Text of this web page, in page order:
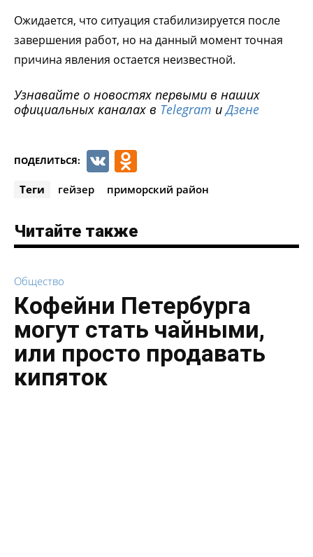
Ожидается, что ситуация стабилизируется после
завершения работ, но на данный момент точная
причина явления остается неизвестной.
Узнавайте о новостях первыми в наших
официальных каналах в Telegram иДзене
ПОДЕЛИТЬСЯ: VK
Теги гейзер приморский район
Читайте также
Общество
Кофейни Петербурга
могут стать чайными,
или просто продавать
кипяток